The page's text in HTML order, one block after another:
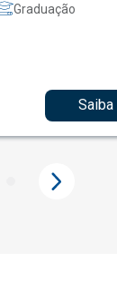
Graduação